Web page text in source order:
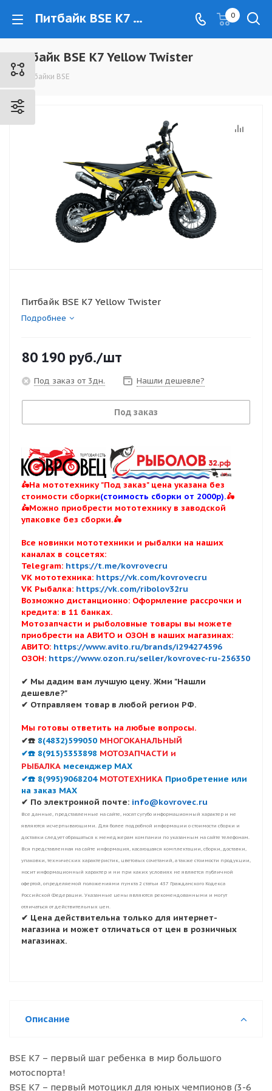
Питбайк BSE K7 Yellow Twister - www.kovrovec.ru 0
Питбайк BSE K7 Yellow Twister
Питбайки BSE
Питбайк BSE K7 Yellow Twister
Подробнее
80 190 руб./шт
Под заказ от 3дн. Нашли дешевле?
Под заказ
🛵На мототехнику "Под заказ" цена указана без
стоимости сборки(стоимость сборки от 2000р).🛵
🛵Можно приобрести мототехнику в заводской
упаковке без сборки.🛵
Все новинки мототехники и рыбалки на наших
каналах в соцсетях:
Telegram: https://t.me/kovrovecru
VK мототехника: https://vk.com/kovrovecru
VK Рыбалка: https://vk.com/ribolov32ru
Возможно дистанционно: Оформление рассрочки и
кредита: в 11 банках.
Мотозапчасти и рыболовные товары вы можете
приобрести на АВИТО и ОЗОН в наших магазинах:
АВИТО: https://www.avito.ru/brands/i294274596
ОЗОН: https://www.ozon.ru/seller/kovrovec-ru-256350
✔ Мы дадим вам лучшую цену. Жми "Нашли
дешевле?"
✔ Отправляем товар в любой регион РФ.
Мы готовы ответить на любые вопросы.
✔☎️ 8(4832)599050 МНОГОКАНАЛЬНЫЙ
✔☎️ 8(915)5353898 МОТОЗАПЧАСТИ и
РЫБАЛКА месенджер MAX
✔☎️ 8(995)9068204 МОТОТЕХНИКА Приобретение или
на заказ MAX
✔ По электронной почте: info@kovrovec.ru
Все данные, представленные на сайте, носят сугубо информационный характер и не
являются исчерпывающими. Для более подробной информации о стоимости сборки и
доставки следует обращаться к менеджерам компании по указанным на сайте телефонам.
Вся представленная на сайте информация, касающаяся комплектации, сборки, доставки,
упаковки, технических характеристик, цветовых сочетаний, а также стоимости продукции,
носит информационный характер и ни при каких условиях не является публичной
офертой, определяемой положениями пункта 2 статьи 437 Гражданского Кодекса
Российской Федерации. Указанные цены являются рекомендованными и могут
отличаться от действительных цен.
✔ Цена действительна только для интернет-
магазина и может отличаться от цен в розничных
магазинах.
Описание
BSE K7 – первый шаг ребенка в мир большого
мотоспорта!
BSE K7 – первый мотоцикл для юных чемпионов (3-6